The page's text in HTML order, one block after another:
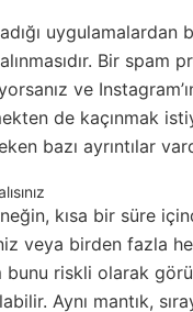
uygulamalardan
Bir spam
ve
de kaçınmak
bazı ayrıntılar
kısa bir süre
veya birden fazla
bunu riskli olarak
Aynı mantık,